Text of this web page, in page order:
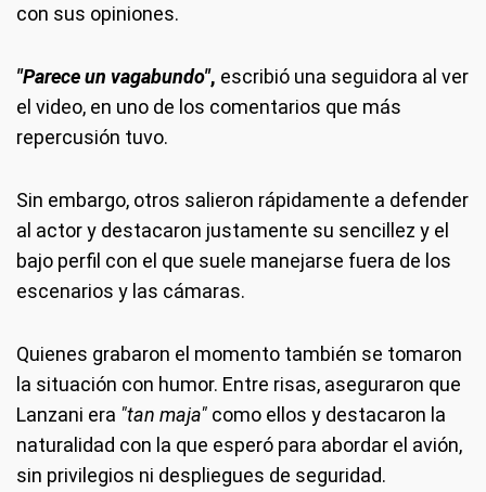
con sus opiniones.
"Parece un vagabundo", escribió una seguidora al ver
el video, en uno de los comentarios que más
repercusión tuvo.
Sin embargo, otros salieron rápidamente a defender
al actor y destacaron justamente su sencillez y el
bajo perfil con el que suele manejarse fuera de los
escenarios y las cámaras.
Quienes grabaron el momento también se tomaron
la situación con humor. Entre risas, aseguraron que
Lanzani era "tan maja" como ellos y destacaron la
naturalidad con la que esperó para abordar el avión,
sin privilegios ni despliegues de seguridad.